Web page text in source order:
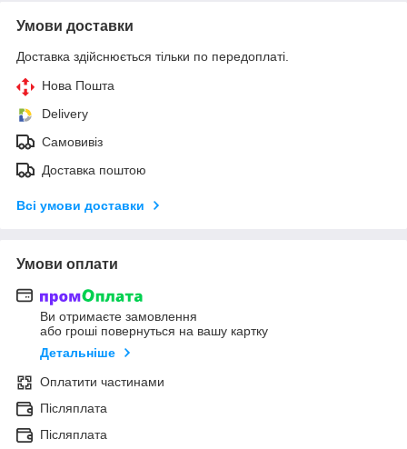
Умови доставки
Доставка здійснюється тільки по передоплаті.
Нова Пошта
Delivery
Самовивіз
Доставка поштою
Всі умови доставки
Умови оплати
Ви отримаєте замовлення
або гроші повернуться на вашу картку
Детальніше
Оплатити частинами
Післяплата
Післяплата